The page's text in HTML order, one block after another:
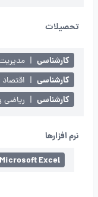
تحصیلات
کارشناسی |
کارشناسی | اقتصاد
کارشناسی | ریاضی
نرم افزارها
Microsoft Excel